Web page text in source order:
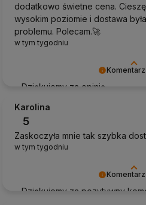
Dziękujemy za opinię
dodatkowo świetne cena.
wysokim poziomie i dostawa
problemu. Polecam.🚀
w tym tygodniu
Dziękujemy za pozytywny
Karolina
5
Zaskoczyła mnie tak szybka
w tym tygodniu